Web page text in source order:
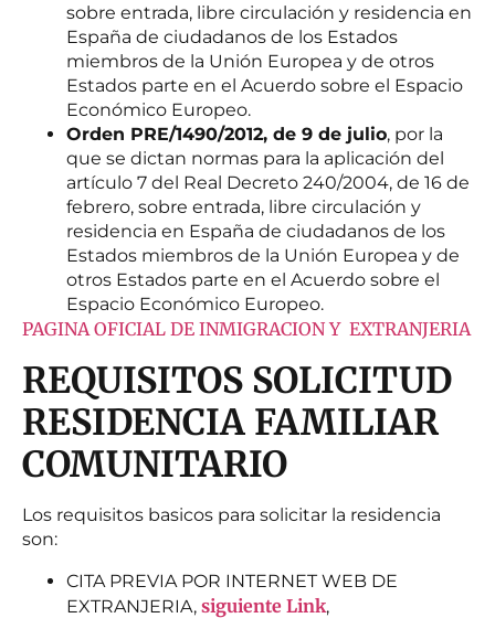
sobre entrada, libre circulación y residencia en
España de ciudadanos de los Estados
miembros de la Unión Europea y de otros
Estados parte en el Acuerdo sobre el Espacio
Económico Europeo.
Orden PRE/1490/2012, de 9 de julio, por la
que se dictan normas para la aplicación del
artículo 7 del Real Decreto 240/2004, de 16 de
febrero, sobre entrada, libre circulación y
residencia en España de ciudadanos de los
Estados miembros de la Unión Europea y de
otros Estados parte en el Acuerdo sobre el
Espacio Económico Europeo.
PAGINA OFICIAL DE INMIGRACION Y EXTRANJERIA
REQUISITOS SOLICITUD
RESIDENCIA FAMILIAR
COMUNITARIO
Los requisitos basicos para solicitar la residencia
son:
CITA PREVIA POR INTERNET WEB DE
EXTRANJERIA, siguiente Link,